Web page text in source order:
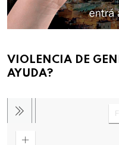
VIOLENCIA DE
AYUDA?